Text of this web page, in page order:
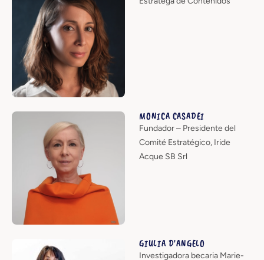
MONICA CASADEI
Fundador – Presidente del
Comité Estratégico, Iride
Acque SB Srl
GIULIA D'ANGELO
Investigadora becaria Marie-